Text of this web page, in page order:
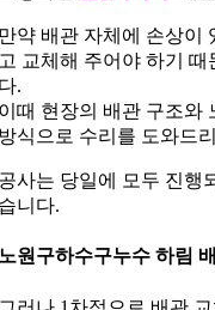
약 배관 자체에 손상이
교체해 주어야 하기
.
때 현장의 배관 구조와
식으로 수리를 도와드
사는 당일에 모두 진행
니다.
원구하수구누수 하림